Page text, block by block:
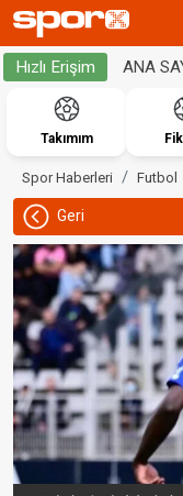
Hızlı Erişim ANA
Takımım
Spor Haberleri Futbol
Geri